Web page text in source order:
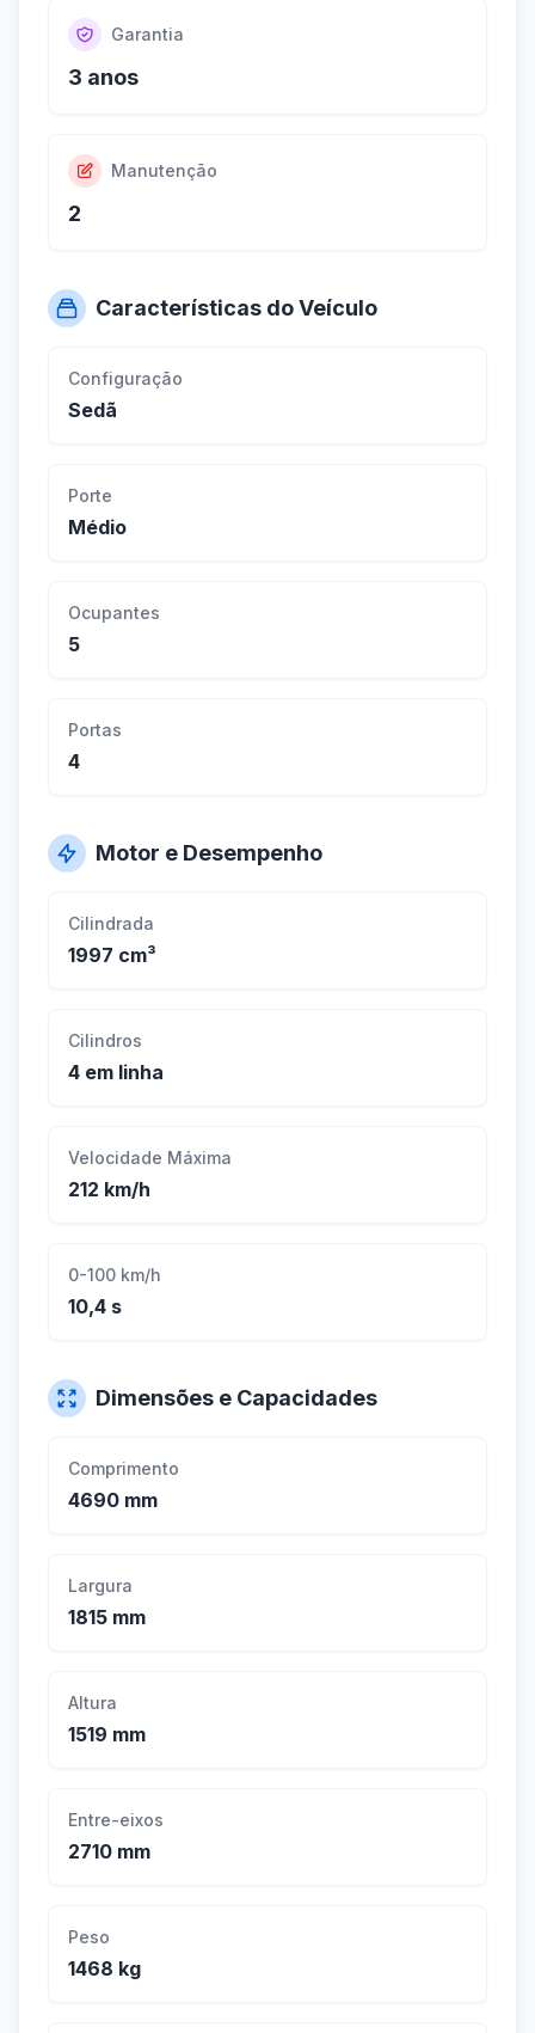
Garantia
3 anos
Manutenção
2
Características do Veículo
Configuração
Sedã
Porte
Médio
Ocupantes
5
Portas
4
Motor e Desempenho
Cilindrada
1997 cm³
Cilindros
4 em linha
Velocidade Máxima
212 km/h
0-100 km/h
10,4 s
Dimensões e Capacidades
Comprimento
4690 mm
Largura
1815 mm
Altura
1519 mm
Entre-eixos
2710 mm
Peso
1468 kg